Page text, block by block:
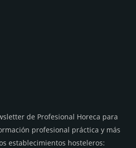
de Profesional Horeca para
profesional práctica y más
establecimientos hosteleros: